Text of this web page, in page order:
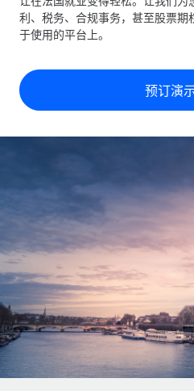
全球薪资管理
轻松运行合规薪资
零实体成本实现全球扩张
外包复杂雇佣任务
基础设施
Remote Embedded
将人力资源无缝融入工作流程
覆盖全球
美国各州浏览器
了解我们的竞争优势
初创企业
为成长型企业量身打造的全球
中型市场
通过定制化人力资源解决方案
企业
资源
工具与计算器
误分类风险计算工具
合同工薪酬结算计算器
探索全球合同工的结算货币选项
通过 REMOTE 学习
研究与指引
案例研究
人力资源术语表
定价
中文（简体）
English
Nederlands
Français
Deutsch
Español
Italiano
利、税务、合规事务，甚至股票期
于使用的平台上。
预订演